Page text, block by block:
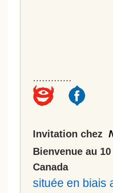
.............
Invitation chez
Bienvenue au
Canada
située en biais